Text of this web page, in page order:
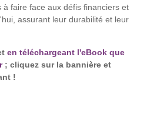
faire face aux défis financiers et
assurant leur durabilité et leur
en téléchargeant l'eBook que
; cliquez sur la bannière et
!